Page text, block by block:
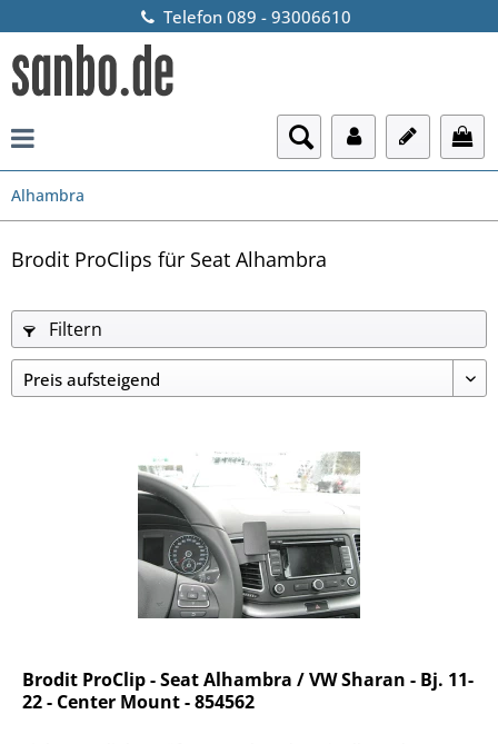
Telefon 089 - 93006610
Alhambra
Brodit ProClips für Seat Alhambra
Filtern
Brodit ProClip - Seat Alhambra / VW Sharan - Bj. 11-
22 - Center Mount - 854562